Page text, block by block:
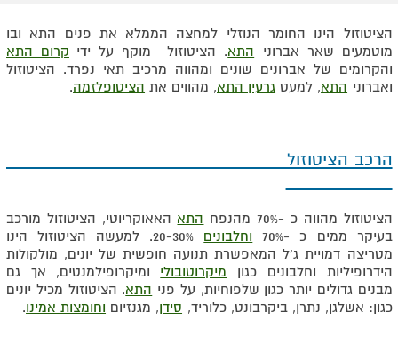
הציטוזול הינו החומר הנוזלי למחצה הממלא את פנים התא ובו
מוטמעים שאר אברוני התא. הציטוזול מוקף על ידי קרום התא
והקרומים של אברונים שונים ומהווה מרכיב תאי נפרד. הציטוזול
ואברוני התא, למעט גרעין התא, מהווים את הציטופלזמה.
הרכב הציטוזול
הציטוזול מהווה כ -70% מהנפח התא האאוקריוטי, הציטוזול מורכב
בעיקר ממים כ -70%
וחלבונים
20-30%. למעשה הציטוזול הינו
מטריצה ​​דמויית ג'ל המאפשרת תנועה חופשית של יונים, מולקולות
הידרופיליות וחלבונים כגון מיקרוטובולי ומיקרופילמנטים, אך גם
מבנים גדולים יותר כגון שלפוחיות, על פני התא. הציטוזול מכיל יונים
כגון: אשלגן, נתרן, ביקרבונט, כלוריד, סידן, מגנזיום וחומצות אמינו.